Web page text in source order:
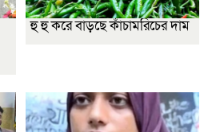
হু হু করে বাড়ছে কাঁচামরিচের দাম